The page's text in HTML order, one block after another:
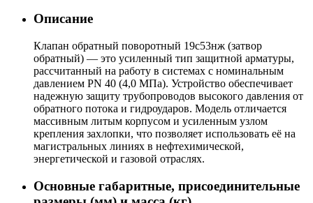
Описание
Клапан обратный поворотный 19с53нж (затвор
обратный) — это усиленный тип защитной арматуры,
рассчитанный на работу в системах с номинальным
давлением PN 40 (4,0 МПа). Устройство обеспечивает
надежную защиту трубопроводов высокого давления от
обратного потока и гидроударов. Модель отличается
массивным литым корпусом и усиленным узлом
крепления захлопки, что позволяет использовать её на
магистральных линиях в нефтехимической,
энергетической и газовой отраслях.
Основные габаритные, присоединительные